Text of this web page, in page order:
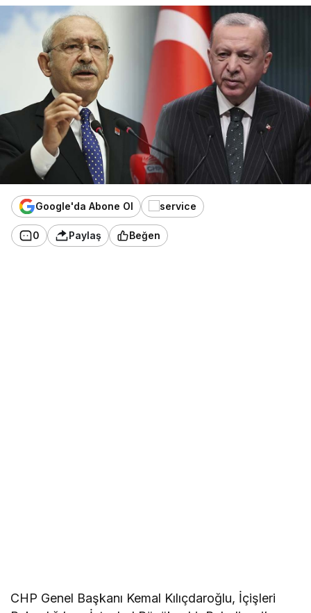
Google'da Abone Ol
0 Paylaş Beğen
CHP Genel Başkanı Kemal Kılıçdaroğlu, İçişleri